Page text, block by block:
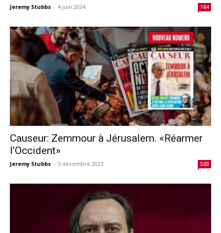
Jeremy Stubbs - 4 juin 2024 164
Causeur: Zemmour à Jérusalem. «Réarmer
l’Occident»
Jeremy Stubbs - 5 décembre 2023 503